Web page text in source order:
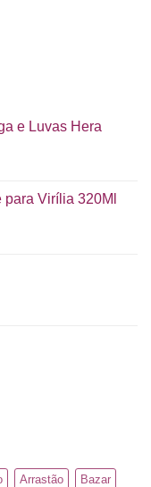
e Luvas Hera
Virília 320Ml
Arrastão Bazar